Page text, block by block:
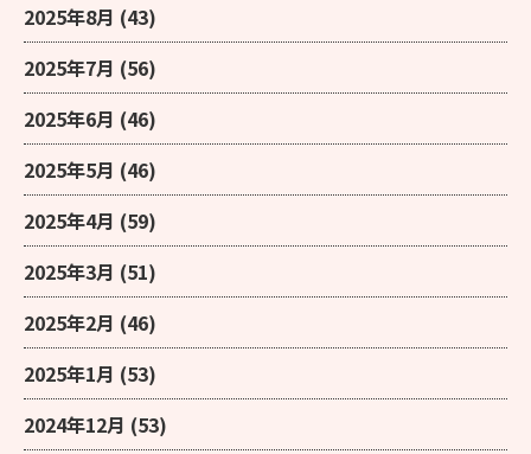
2025年8月 (43)
2025年7月 (56)
2025年6月 (46)
2025年5月 (46)
2025年4月 (59)
2025年3月 (51)
2025年2月 (46)
2025年1月 (53)
2024年12月 (53)